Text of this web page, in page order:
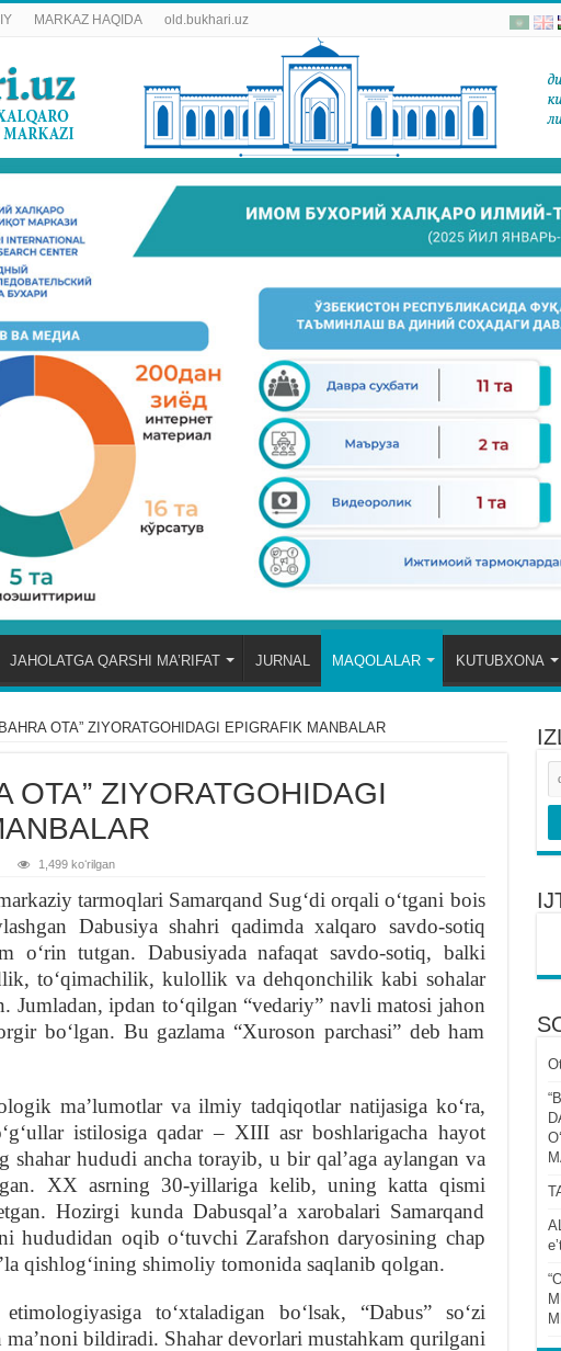
MARKAZ HAQIDA old.bukhari.uz
JAHOLATGA QARSHI MA’RIFAT JURNAL MAQOLALAR KUTUBXONA
OTA” ZIYORATGOHIDAGI EPIGRAFIK MANBALAR
OTA” ZIYORATGOHIDAGI
1,499 koʻrilgan
tarmoqlari Samarqand Sugʻdi orqali oʻtgani bois
Dabusiya shahri qadimda xalqaro savdo-sotiq
oʻrin tutgan. Dabusiyada nafaqat savdo-sotiq, balki
toʻqimachilik, kulollik va dehqonchilik kabi sohalar
Jumladan, ipdan toʻqilgan “vedariy” navli matosi jahon
boʻlgan. Bu gazlama “Xuroson parchasi” deb ham
maʼlumotlar va ilmiy tadqiqotlar natijasiga koʻra,
istilosiga qadar – XIII asr boshlarigacha hayot
shahar hududi ancha torayib, u bir qalʼaga aylangan va
XX asrning 30-yillariga kelib, uning katta qismi
Hozirgi kunda Dabusqalʼa xarobalari Samarqand
hududidan oqib oʻtuvchi Zarafshon daryosining chap
qishlogʻining shimoliy tomonida saqlanib qolgan.
toʻxtaladigan boʻlsak, “Dabus” soʻzi
maʼnoni bildiradi. Shahar devorlari mustahkam qurilgani